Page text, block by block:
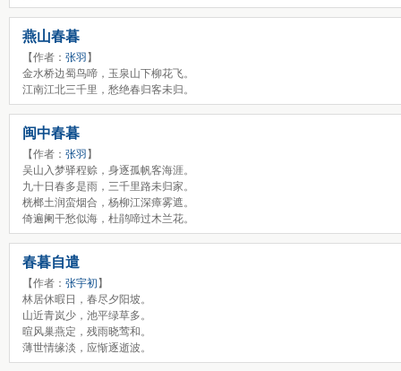
燕山春暮
【作者： 张羽】
金水桥边蜀鸟啼，玉泉山下柳花飞。
江南江北三千里，愁绝春归客未归。
闽中春暮
【作者： 张羽】
吴山入梦驿程赊，身逐孤帆客海涯。
九十日春多是雨，三千里路未归家。
桄榔土润蛮烟合，杨柳江深瘴雾遮。
倚遍阑干愁似海，杜鹃啼过木兰花。
春暮自遣
【作者： 张宇初】
林居休暇日，春尽夕阳坡。
山近青岚少，池平绿草多。
暄风巢燕定，残雨晓莺和。
薄世情缘淡，应惭逐逝波。